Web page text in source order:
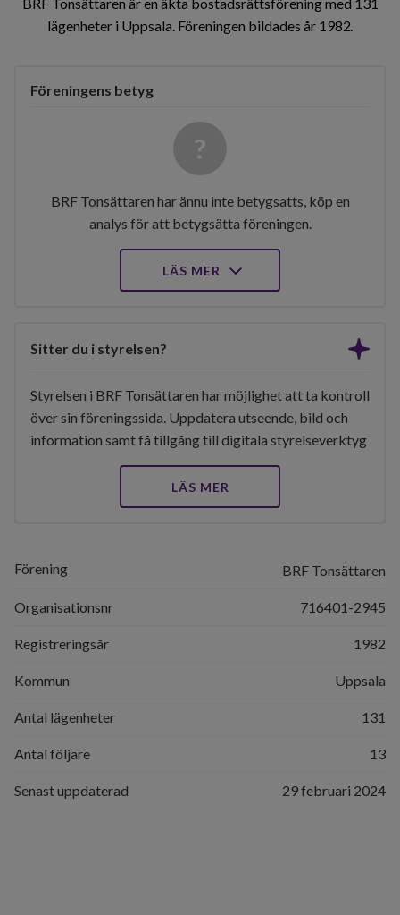
lägenheter i Uppsala. Föreningen bildades år 1982
Föreningens betyg
BRF Tonsättaren har ännu inte betygsatts, köp en
analys för att betygsätta föreningen.
LÄS MER
Sitter du i styrelsen?
Styrelsen i BRF Tonsättaren har möjlighet att ta kontroll
över sin föreningssida. Uppdatera utseende, bild och
information samt få tillgång till digitala styrelseverktyg
LÄS MER
Förening BRF Tonsättaren
Organisationsnr 716401-2945
Registreringsår 1982
Kommun Uppsala
Antal lägenheter 131
Antal följare 13
Senast uppdaterad 29 februari 2024